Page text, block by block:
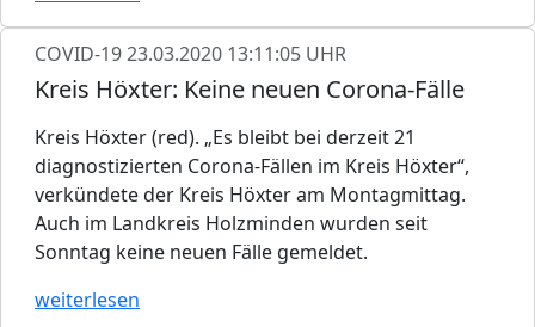
COVID-1923.03.2020 13:11:05 UHR
Kreis Höxter: Keine neuen Corona-Fälle
Kreis Höxter (red). „Es bleibt bei derzeit 21
diagnostizierten Corona-Fällen im Kreis Höxter“,
verkündete der Kreis Höxter am Montagmittag.
Auch im Landkreis Holzminden wurden seit
Sonntag keine neuen Fälle gemeldet.
weiterlesen